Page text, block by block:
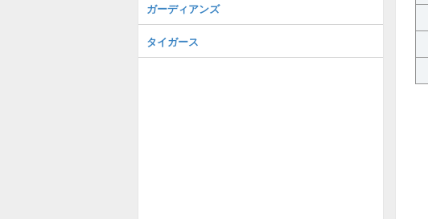
ガーディアンズ
タイガース